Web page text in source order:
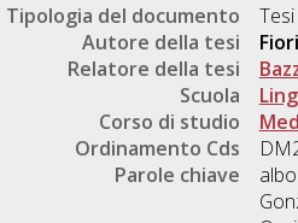
Tipologia del documento
Autore della tesi
Relatore della tesi
Scuola
Corso di studio
Ordinamento Cds
Parole chiave